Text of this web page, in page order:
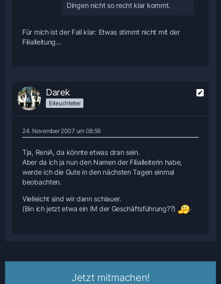
Dingen nicht so recht klar kommt.
Für mich ist der Fall klar: Etwas stimmt nicht mit der
Filialleitung...
Darek
Erleuchteter
24. November 2007 um 08:56
Tja, ReniA, da könnte etwas dran sein.
Aber da ich ja nun den Namen der Filialleiterin habe,
werde ich die Gute in den nächsten Tagen einmal
beobachten.
Vielleicht sind wir dann schlauer.
(Bin ich jetzt etwa ein IM der Geschäftsführung??)
Jetzt mitmachen!